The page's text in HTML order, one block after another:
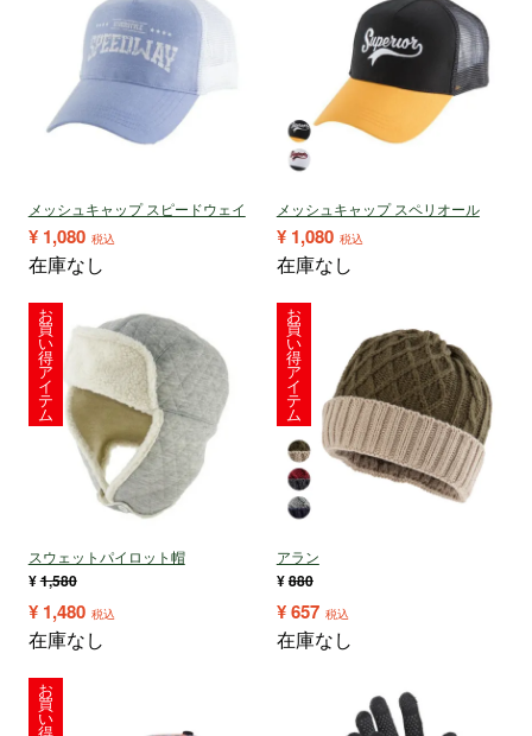
メッシュキャップ スピードウェイ
¥ 1,080 税込
在庫なし
メッシュキャップ スペリオール
¥ 1,080 税込
在庫なし
お
買
い
得
ア
イ
テ
ム
スウェットパイロット帽
¥1,580
¥ 1,480 税込
在庫なし
お
買
い
得
ア
イ
テ
ム
アラン
¥880
¥657 税込
在庫なし
お
買
い